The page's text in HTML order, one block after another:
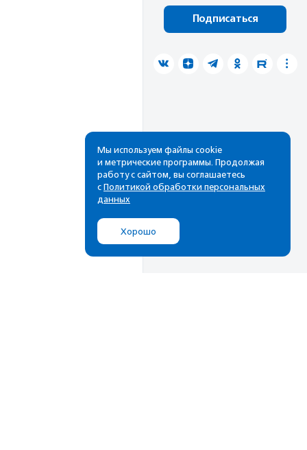
Подписаться
Мы используем файлы cookie
и метрические программы. Продолжая
работу с сайтом, вы соглашаетесь
с Политикой обработки персональных
данных
Хорошо